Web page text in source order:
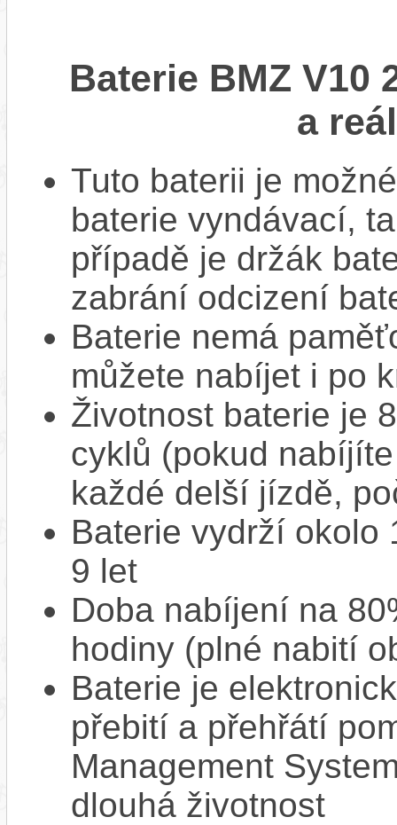
Baterie BMZ V10
a
Tuto baterii je
baterie vyndávací,
případě je držák
zabrání odcizení
Baterie nemá
můžete nabíjet i po
Životnost baterie je
cyklů (pokud
každé delší jízdě,
Baterie vydrží okolo
9 let
Doba nabíjení na
hodiny (plné nabití
Baterie je
přebití a přehřátí
Management
dlouhá životnost